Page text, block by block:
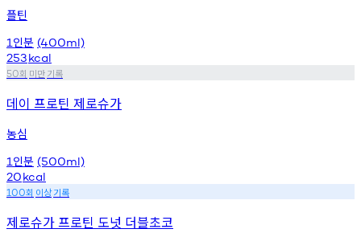
플틴
1 인분 (400ml)
253kcal
50회 미만기록
데이 프로틴 제로슈가
농심
1 인분 (500ml)
20kcal
100회 이상기록
제로슈가 프로틴 도넛 더블초코